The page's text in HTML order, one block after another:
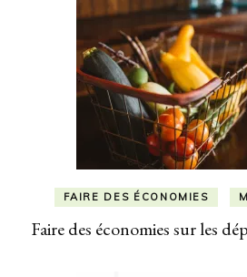
FAIRE DES ÉCONOMIES
Faire des économies sur les